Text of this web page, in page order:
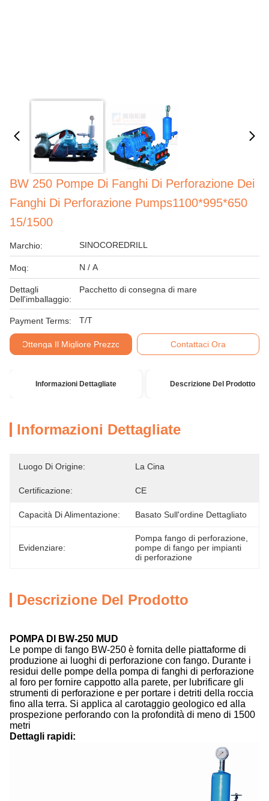
BW 250 Pompe Di Fanghi Di Perforazione Dei
Fanghi Di Perforazione Pumps1100*995*650
15/1500
Marchio: SINOCOREDRILL
Moq: N / A
Dettagli
Dell'imballaggio:
Pacchetto di consegna di mare
Payment Terms: T/T
Ottenga Il Migliore Prezzo Contattaci Ora
Informazioni Dettagliate Descrizione Del Prodotto
Informazioni Dettagliate
Luogo Di Origine: La Cina
Certificazione: CE
Capacità Di Alimentazione: Basato Sull'ordine Dettagliato
Evidenziare:
Pompa fango di perforazione
pompe di fango per impianti
di perforazione
Descrizione Del Prodotto
POMPA DI BW-250 MUD
Le pompe di fango BW-250 è fornita delle piattaforme di
produzione ai luoghi di perforazione con fango. Durante i
residui delle pompe della pompa di fanghi di perforazione
al foro per fornire cappotto alla parete, per lubrificare gli
strumenti di perforazione e per portare i detriti della roccia
fino alla terra. Si applica al carotaggio geologico ed alla
prospezione perforando con la profondità di meno di 1500
metri
Dettagli rapidi: